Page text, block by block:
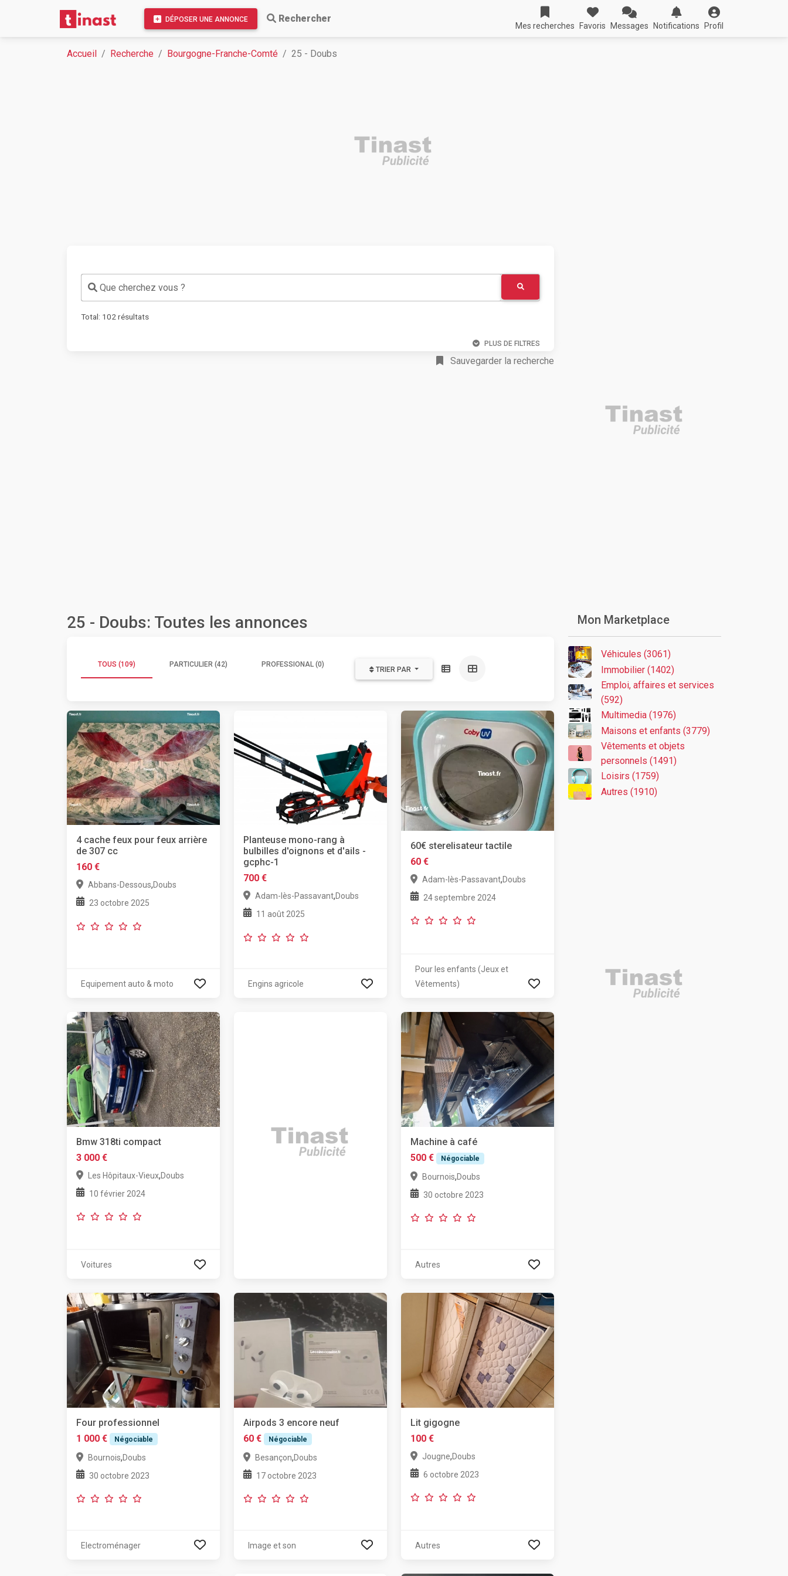
DÉPOSER UNE ANNONCE Rechercher
Mes recherches Favoris Messages Notifications Profil
Accueil Recherche Bourgogne-Franche-Comté 25 - Doubs
Que cherchez vous ?
Total: 102 résultats
PLUS DE FILTRES
Sauvegarder la recherche
25 - Doubs: Toutes les annonces
TOUS (109) PARTICULIER (42) PROFESSIONAL (0)
TRIER PAR
4 cache feux pour feux arrière
de 307 cc
160 €
Abbans-Dessous,Doubs
23 octobre 2025
Equipement auto & moto
Planteuse mono-rang à
bulbilles d'oignons et d'ails -
gcphc-1
700 €
Adam-lès-Passavant,Doubs
11 août 2025
Engins agricole
60€ sterelisateur tactile
60 €
Adam-lès-Passavant,Doubs
24 septembre 2024
Pour les enfants (Jeux et
Vêtements)
Bmw 318ti compact
3 000 €
Les Hôpitaux-Vieux,Doubs
10 février 2024
Voitures
Machine à café
500 €
Négociable
Bournois,Doubs
30 octobre 2023
Autres
Four professionnel
1 000 €
Négociable
Bournois,Doubs
30 octobre 2023
Electroménager
Airpods 3 encore neuf
60 €
Négociable
Besançon,Doubs
17 octobre 2023
Image et son
Lit gigogne
100 €
Jougne,Doubs
6 octobre 2023
Autres
Mon Marketplace
Véhicules (3061)
Immobilier (1402)
Emploi, affaires et services
(592)
Multimedia (1976)
Maisons et enfants (3779)
Vêtements et objets
personnels (1491)
Loisirs (1759)
Autres (1910)